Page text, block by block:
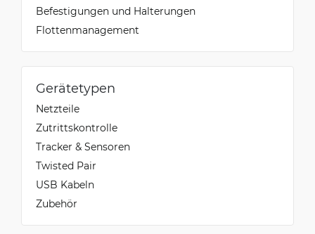
Befestigungen und Halterungen
Flottenmanagement
Gerätetypen
Netzteile
Zutrittskontrolle
Tracker & Sensoren
Twisted Pair
USB Kabeln
Zubehör